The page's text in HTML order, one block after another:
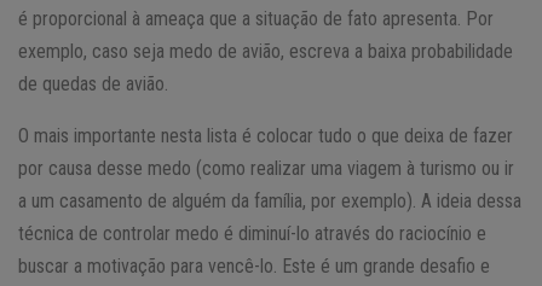
é proporcional à ameaça que a situação de fato apresenta. Por
exemplo, caso seja medo de avião, escreva a baixa probabilidade
de quedas de avião.
O mais importante nesta lista é colocar tudo o que deixa de fazer
por causa desse medo (como realizar uma viagem à turismo ou ir
a um casamento de alguém da família, por exemplo). A ideia dessa
técnica de controlar medo é diminuí-lo através do raciocínio e
buscar a motivação para vencê-lo. Este é um grande desafio e